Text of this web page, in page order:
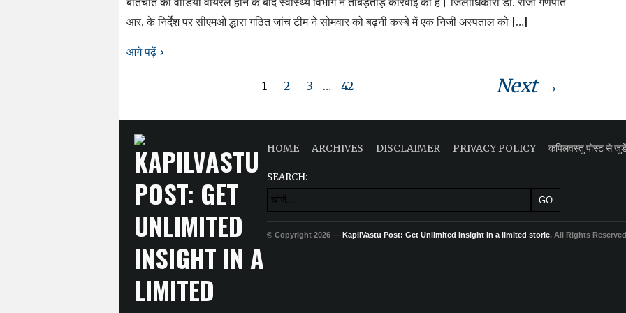
आर. के निर्देश पर सीएमओ द्धारा गठित जांच टीम ने सोमवार को बढ़नी कस्बे में एक निजी अस्पताल को […]
आगे पढ़ें ›
1 2 3 … 42 Next →
HOME ARCHIVES DISCLAIMER PRIVACY POLICY कपिलवस्तु पोस्ट से
SEARCH:
© Copyright 2026 — KapilVastu Post: Get Unlimited Insight in a limited storie. All Rights Reserved